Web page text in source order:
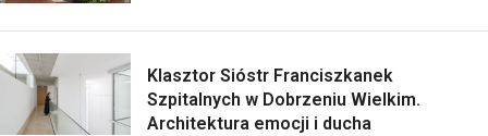
Klasztor Sióstr Franciszkanek
Szpitalnych w Dobrzeniu Wielkim.
Architektura emocji i ducha